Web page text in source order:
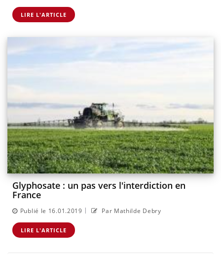
LIRE L'ARTICLE
Glyphosate : un pas vers l'interdiction en
France
Publié le 16.01.2019 | Par Mathilde Debry
LIRE L'ARTICLE